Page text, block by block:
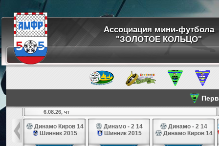
Ассоциация мини-футбола
"ЗОЛОТОЕ КОЛЬЦО"
14
6.08.26, чт
Динамо Киров 14
Шинник 2015
Динамо - 2 14
Шинник 2015
Динамо - 2 14
Динамо Киров 14